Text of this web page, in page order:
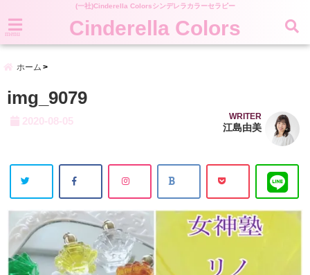
(一社)Cinderella Colorsシンデレラカラーセラピー
menu Cinderella Colors
ホーム
img_9079
2020-08-05 WRITER
江島由美